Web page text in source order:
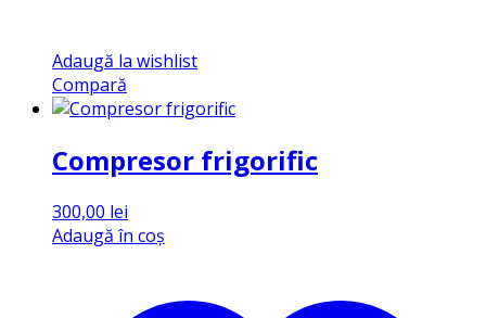
Adaugă la wishlist
Compară
Compresor frigorific
300,00 lei
Adaugă în coș